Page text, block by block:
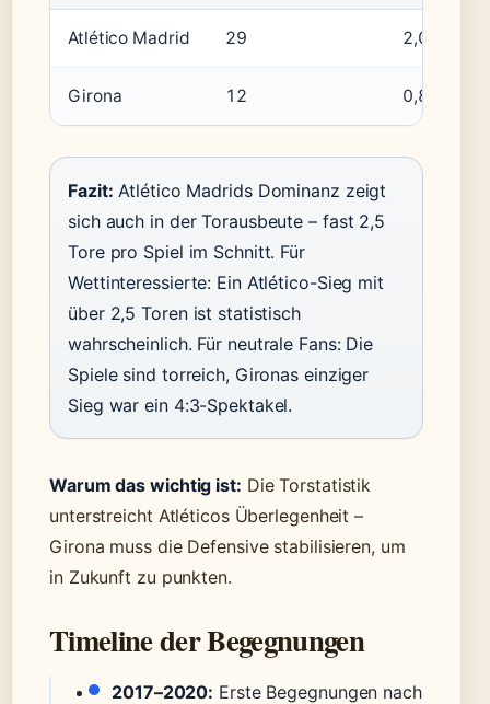
Atlético Madrid 29 2,07
Girona 12 0,86
Fazit: Atlético Madrids Dominanz zeigt
sich auch in der Torausbeute – fast 2,5
Tore pro Spiel im Schnitt. Für
Wettinteressierte: Ein Atlético-Sieg mit
über 2,5 Toren ist statistisch
wahrscheinlich. Für neutrale Fans: Die
Spiele sind torreich, Gironas einziger
Sieg war ein 4:3-Spektakel.
Warum das wichtig ist: Die Torstatistik
unterstreicht Atléticos Überlegenheit –
Girona muss die Defensive stabilisieren, um
in Zukunft zu punkten.
Timeline der Begegnungen
2017–2020: Erste Begegnungen nach